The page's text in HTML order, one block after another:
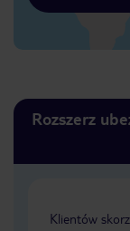
Rozszerz
Klientów